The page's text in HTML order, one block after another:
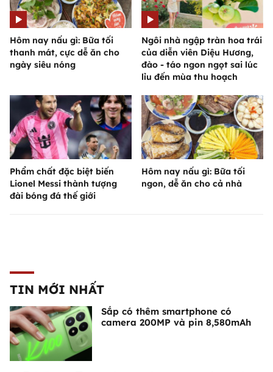
Hôm nay nấu gì: Bữa tối
thanh mát, cực dễ ăn cho
ngày siêu nóng
Ngôi nhà ngập tràn hoa trái
của diễn viên Diệu Hương,
đào - táo ngon ngọt sai lúc
lỉu đến mùa thu hoạch
Phẩm chất đặc biệt biến
Lionel Messi thành tượng
đài bóng đá thế giới
Hôm nay nấu gì: Bữa tối
ngon, dễ ăn cho cả nhà
TIN MỚI NHẤT
Sắp có thêm smartphone có
camera 200MP và pin 8,580mAh